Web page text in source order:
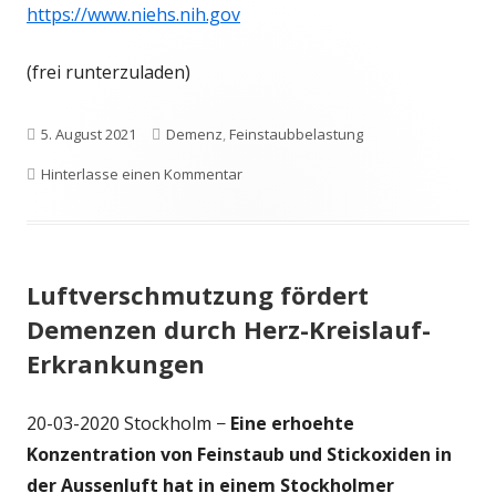
https://www.niehs.nih.gov
(frei runterzuladen)
Veröffentlicht
am
5. August 2021 Schlagwörter
Demenz,Feinstaubbelastung
Hinterlasse einen Kommentarzu Feinstaubbelastung erhöht Risiko
Luftverschmutzung fördert
Demenzen durch Herz-Kreis­lauf-
Erkrankungen
20-03-2020 Stockholm − Eine erhoehte
Konzentration von Feinstaub und Stickoxiden in
der Aussenluft hat in einem Stockholmer